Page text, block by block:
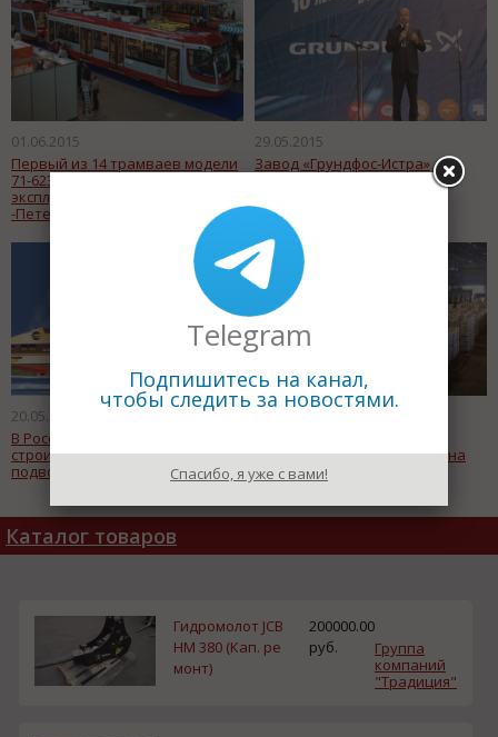
01.06.2015
Первый из 14 трамваев модели
71-623.03 передан для
эксплуатации в Санкт
-Петербурге
29.05.2015
Завод «Грундфос-Истра»
отметил первый юбилей.
20.05.2015
В России возобновили
строительство судов на
подводных крыльях
устанавливает в Хакассии на
ХАЗе РУСАЛ
Каталог товаров
Гидромолот JCB
HM 380 (Кап. ре
монт)
200000.00
руб.
Группа
компаний
"Традиция"
Telegram
Подпишитесь на канал,
чтобы следить за новостями.
Спасибо, я уже с вами!